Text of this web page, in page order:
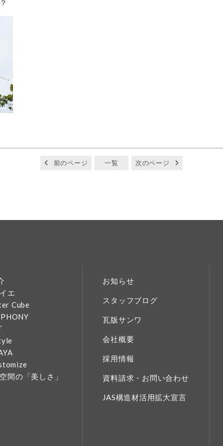
前のページ 一覧 次のページ
エ
Cube
間の「美しさ」
お知らせ
スタッフブログ
瓦版サンワ
会社概要
採用情報
資料請求・お問い合わせ
JAS構造材活用拡大宣言